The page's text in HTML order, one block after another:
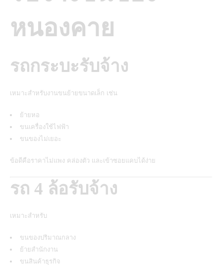
หนองคาย
รถกระบะรับจ้าง
เหมาะสำหรับงานขนย้ายขนาดเล็ก เช่น
ย้ายหอ
ขนเครื่องใช้ไฟฟ้า
ขนของไม่เยอะ
ข้อดีคือราคาไม่แพง คล่องตัว และเข้าซอยแคบได้ง่าย
รถ 4 ล้อรับจ้าง
เหมาะสำหรับ
ขนของปริมาณกลาง
ย้ายสำนักงาน
ขนสินค้าธุรกิจ